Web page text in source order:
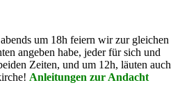
um 18h feiern wir zur gleichen
angeben habe, jeder für sich und
Zeiten, und um 12h, läuten auch
Anleitungen zur Andacht